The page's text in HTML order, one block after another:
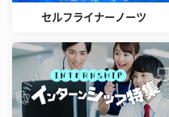
セルフライナーノーツ